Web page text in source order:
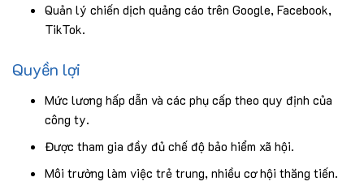
Quản lý chiến dịch quảng cáo trên Google, Facebook,
TikTok.
Quyền lợi
Mức lương hấp dẫn và các phụ cấp theo quy định của
công ty.
Được tham gia đầy đủ chế độ bảo hiểm xã hội.
Môi trường làm việc trẻ trung, nhiều cơ hội thăng tiến.